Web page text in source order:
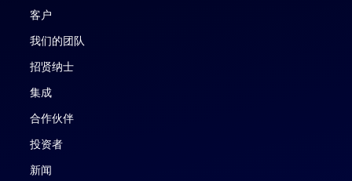
客户
我们的团队
招贤纳士
集成
合作伙伴
投资者
新闻